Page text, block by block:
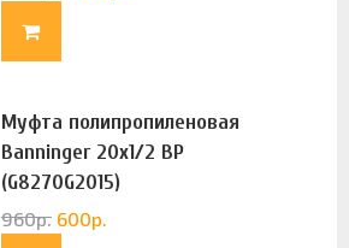
Муфта полипропиленовая
Banninger 20х1/2 ВР
(G8270G2015)
960р. 600р.